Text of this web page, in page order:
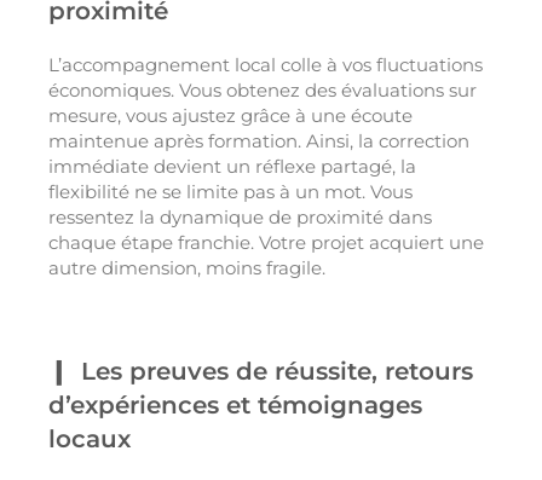
proximité
L’accompagnement local colle à vos fluctuations
économiques. Vous obtenez des évaluations sur
mesure, vous ajustez grâce à une écoute
maintenue après formation. Ainsi, la correction
immédiate devient un réflexe partagé, la
flexibilité ne se limite pas à un mot. Vous
ressentez la dynamique de proximité dans
chaque étape franchie. Votre projet acquiert une
autre dimension, moins fragile.
Les preuves de réussite, retours
d’expériences et témoignages
locaux